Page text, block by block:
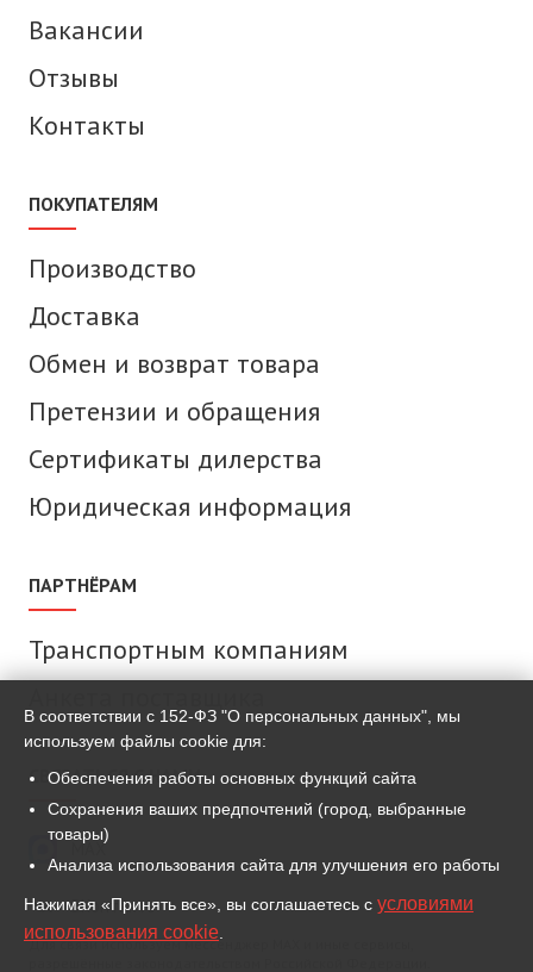
Вакансии
Отзывы
Контакты
ПОКУПАТЕЛЯМ
Производство
Доставка
Обмен и возврат товара
Претензии и обращения
Сертификаты дилерства
Юридическая информация
ПАРТНЁРАМ
Транспортным компаниям
СВЯЗАТЬСЯ С НАМИ
MAX
ВКонтакте
Для связи используем мессенджер MAX и иные сервисы,
В соответствии с 152-ФЗ "О персональных данных", мы
используем файлы cookie для:
Обеспечения работы основных функций сайта
Сохранения ваших предпочтений (город, выбранные
товары)
Анализа использования сайта для улучшения его работы
Нажимая «Принять все», вы соглашаетесь с условиями
использования cookie